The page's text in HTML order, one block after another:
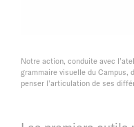
Notre action, conduite avec
grammaire visuelle du Campus,
penser l’articulation de ses